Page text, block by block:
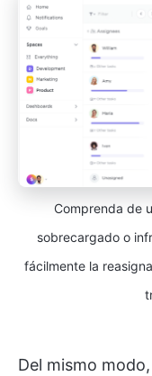
Comprenda de
sobrecargado o
fácilmente la
Del mismo